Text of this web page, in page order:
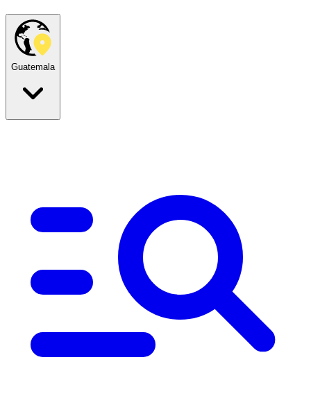
Guatemala